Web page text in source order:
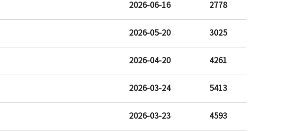
2026-06-16 2778
2026-05-20 3025
2026-04-20 4261
2026-03-24 5413
2026-03-23 4593